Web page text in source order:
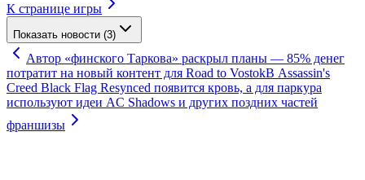
К странице игры
Показать новости (3)
Автор «финского Таркова» раскрыл планы — 85% денег
потратит на новый контент для Road to VostokВ Assassin's
Creed Black Flag Resynced появится кровь, а для паркура
используют идеи AC Shadows и других поздних частей
франшизы